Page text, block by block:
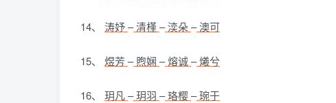
14、 涛妤–清槿–湙朵 –澳可
15、 煜芳–煦娴 –熔诚–爔兮
16、 玥凡–玥羽 –珞樱–琬于